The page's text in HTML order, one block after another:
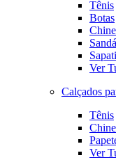
Tênis
Botas
Ver
Calçados
Tênis
Ver